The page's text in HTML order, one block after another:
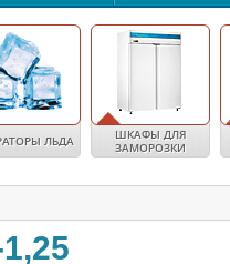
ЛЬДА
ШКАФЫ ДЛЯ
ЗАМОРОЗКИ